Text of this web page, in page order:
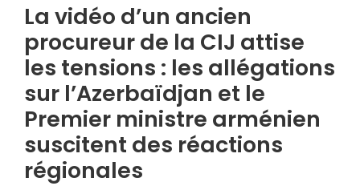
La vidéo d’un ancien
procureur de la CIJ attise
les tensions : les allégations
sur l’Azerbaïdjan et le
Premier ministre arménien
suscitent des réactions
régionales